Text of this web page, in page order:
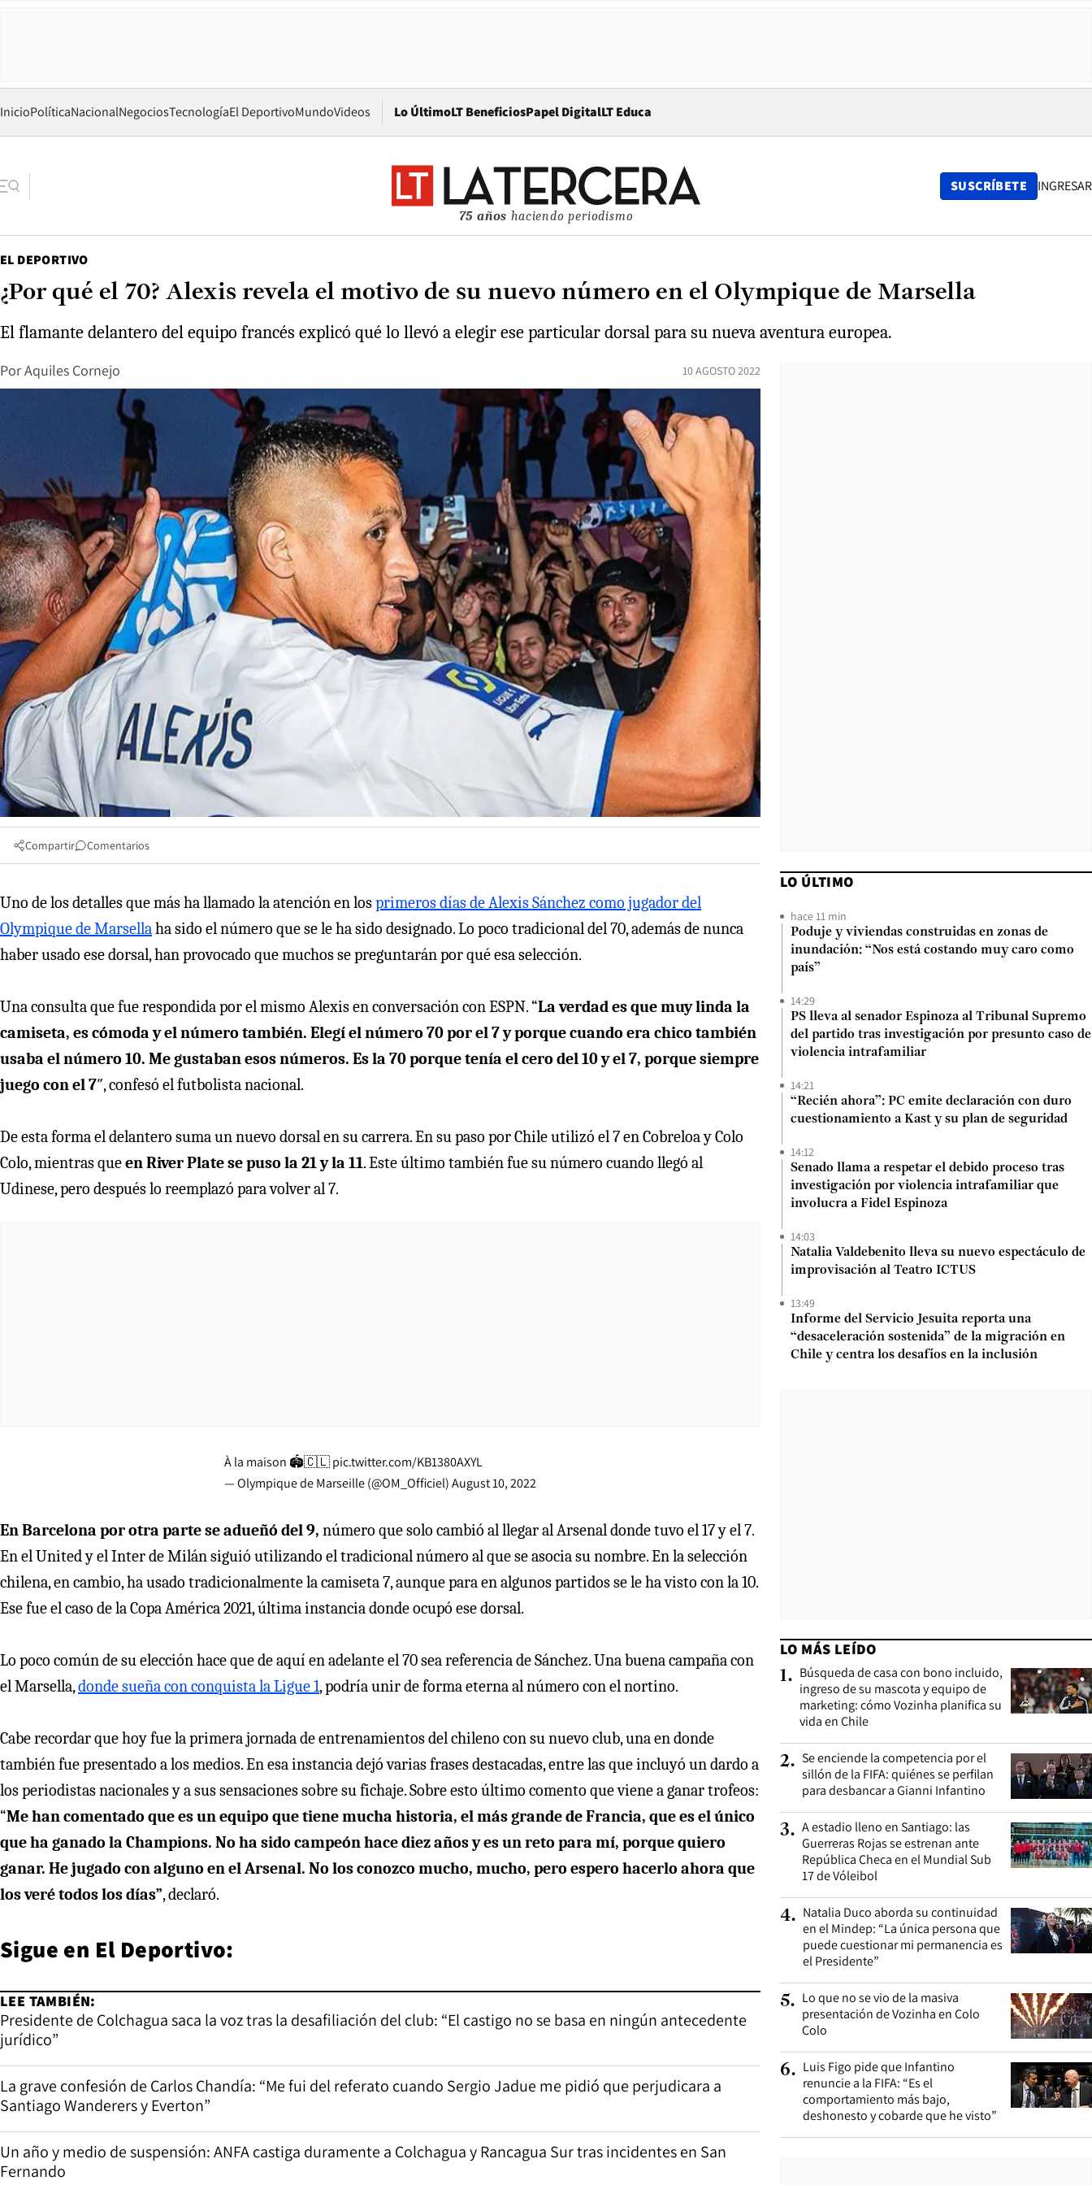
InicioPolíticaNacionalNegociosTecnologíaEl DeportivoMundoVideos Lo ÚltimoLT BeneficiosPapel DigitalOpens in new window
LT Educa
75 años haciendo periodismo
SUSCRÍBETE INGRESAR
EL DEPORTIVO
¿Por qué el 70? Alexis revela el motivo de su nuevo número en el Olympique de Marsella
El flamante delantero del equipo francés explicó qué lo llevó a elegir ese particular dorsal para su nueva aventura europea.
PorAquiles Cornejo 10 AGOSTO 2022
Compartir Comentarios
Uno de los detalles que más ha llamado la atención en losprimeros días de Alexis Sánchez como jugador del
Olympique de Marsellaha sido el número que se le ha sido designado. Lo poco tradicional del 70, además de nunca
haber usado ese dorsal, han provocado que muchos se preguntarán por qué esa selección.
Una consulta que fue respondida por el mismo Alexis en conversación con ESPN. “La verdad es que muy linda la
camiseta, es cómoda y el número también. Elegí el número 70 por el 7 y porque cuando era chico también
usaba el número 10. Me gustaban esos números. Es la 70 porque tenía el cero del 10 y el 7, porque siempre
juego con el 7″, confesó el futbolista nacional.
De esta forma el delantero suma un nuevo dorsal en su carrera. En su paso por Chile utilizó el 7 en Cobreloa y Colo
Colo, mientras queen River Plate se puso la 21 y la 11. Este último también fue su número cuando llegó al
Udinese, pero después lo reemplazó para volver al 7.
À la maison 🏟🇨🇱pic.twitter.com/KB1380AXYL
— Olympique de Marseille (@OM_Officiel)August 10, 2022
En Barcelona por otra parte se adueñó del 9, número que solo cambió al llegar al Arsenal donde tuvo el 17 y el 7.
En el United y el Inter de Milán siguió utilizando el tradicional número al que se asocia su nombre. En la selección
chilena, en cambio, ha usado tradicionalmente la camiseta 7, aunque para en algunos partidos se le ha visto con la 10.
Ese fue el caso de la Copa América 2021, última instancia donde ocupó ese dorsal.
Lo poco común de su elección hace que de aquí en adelante el 70 sea referencia de Sánchez. Una buena campaña con
el Marsella,donde sueña con conquista la Ligue 1, podría unir de forma eterna al número con el nortino.
Cabe recordar que hoy fue la primera jornada de entrenamientos del chileno con su nuevo club, una en donde
también fue presentado a los medios. En esa instancia dejó varias frases destacadas, entre las que incluyó un dardo a
los periodistas nacionales y a sus sensaciones sobre su fichaje. Sobre esto último comento que viene a ganar trofeos:
“Me han comentado que es un equipo que tiene mucha historia, el más grande de Francia, que es el único
que ha ganado la Champions. No ha sido campeón hace diez años y es un reto para mí, porque quiero
ganar. He jugado con alguno en el Arsenal. No los conozco mucho, mucho, pero espero hacerlo ahora que
los veré todos los días”, declaró.
Sigue en El Deportivo:
LEE TAMBIÉN:
Presidente de Colchagua saca la voz tras la desafiliación del club: “El castigo no se basa en ningún antecedente
jurídico”
La grave confesión de Carlos Chandía: “Me fui del referato cuando Sergio Jadue me pidió que perjudicara a
Santiago Wanderers y Everton”
Un año y medio de suspensión: ANFA castiga duramente a Colchagua y Rancagua Sur tras incidentes en San
Fernando
LO ÚLTIMO
hace 11 min
Poduje y viviendas construidas en zonas de
inundación: “Nos está costando muy caro como
país”
14:29
PS lleva al senador Espinoza al Tribunal Supremo
del partido tras investigación por presunto caso de
violencia intrafamiliar
14:21
“Recién ahora”: PC emite declaración con duro
cuestionamiento a Kast y su plan de seguridad
14:12
Senado llama a respetar el debido proceso tras
investigación por violencia intrafamiliar que
involucra a Fidel Espinoza
14:03
Natalia Valdebenito lleva su nuevo espectáculo de
improvisación al Teatro ICTUS
13:49
Informe del Servicio Jesuita reporta una
“desaceleración sostenida” de la migración en
Chile y centra los desafíos en la inclusión
LO MÁS LEÍDO
1. Búsqueda de casa con bono incluido,
ingreso de su mascota y equipo de
marketing: cómo Vozinha planifica su
vida en Chile
2. Se enciende la competencia por el
sillón de la FIFA: quiénes se perfilan
para desbancar a Gianni Infantino
3. A estadio lleno en Santiago: las
Guerreras Rojas se estrenan ante
República Checa en el Mundial Sub
17 de Vóleibol
4. Natalia Duco aborda su continuidad
en el Mindep: “La única persona que
puede cuestionar mi permanencia es
el Presidente”
5. Lo que no se vio de la masiva
presentación de Vozinha en Colo
Colo
6. Luis Figo pide que Infantino
renuncie a la FIFA: “Es el
comportamiento más bajo,
deshonesto y cobarde que he visto”